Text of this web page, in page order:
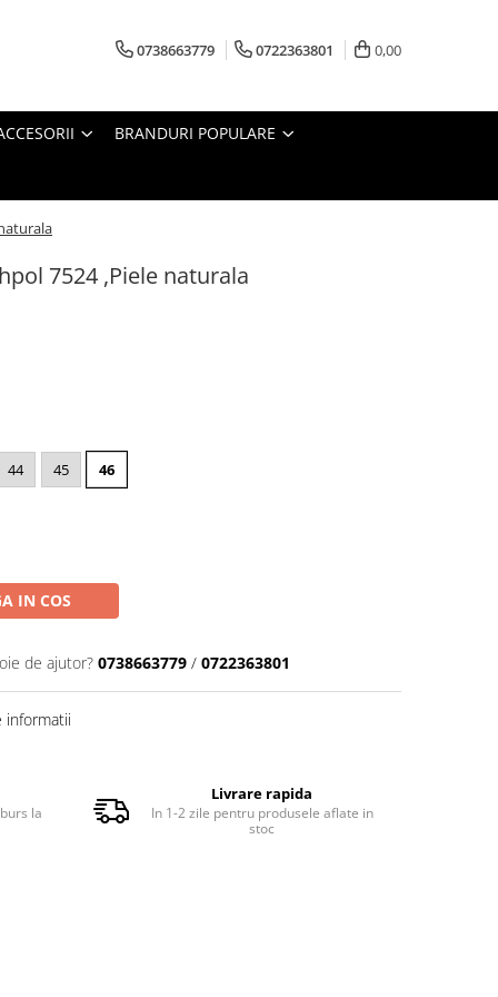
0738663779 0722363801 0,00
BRANDURI POPULARE
7524 ,Piele naturala
44 45 46
IN COS
de ajutor? 0738663779 / 0722363801
informatii
la
Livrare rapida
In 1-2 zile pentru produsele aflate in
stoc